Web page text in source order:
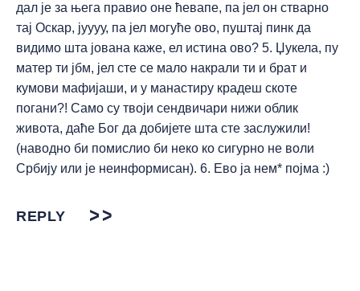
дал је за њега правио оне ћевапе, па јел он стварно
тај Оскар, јуууу, па јел могуће ово, пуштај пинк да
видимо шта јована каже, ел истина ово? 5. Џукела, пу
матер ти јбм, јел сте се мало накрали ти и брат и
кумови мафијаши, и у манастиру крадеш скоте
погани?! Само су твоји сендвичари нижи облик
живота, даће Бог да добијете шта сте заслужили!
(наводно би помислио би неко ко сигурно не воли
Србију или је неинформисан). 6. Ево ја нем* појма :)
REPLY